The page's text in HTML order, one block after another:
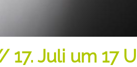
Juli um 17